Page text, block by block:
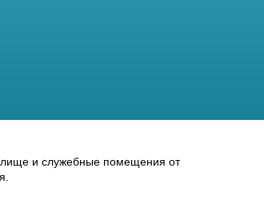
и служебные помещения от